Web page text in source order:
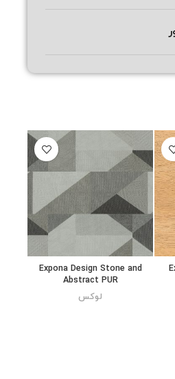
Expona Design Stone and
Abstract PUR
لوکس